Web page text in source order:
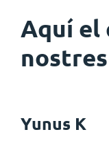
Aquí el
Yunus K